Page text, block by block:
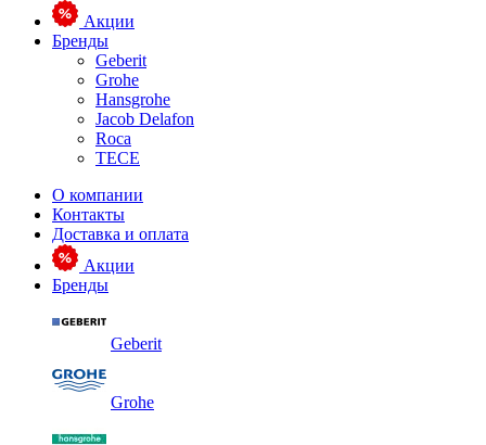
Акции
Бренды
Geberit
Grohe
Hansgrohe
Jacob Delafon
Roca
TECE
О компании
Контакты
Доставка и оплата
Акции
Бренды
Geberit
Grohe